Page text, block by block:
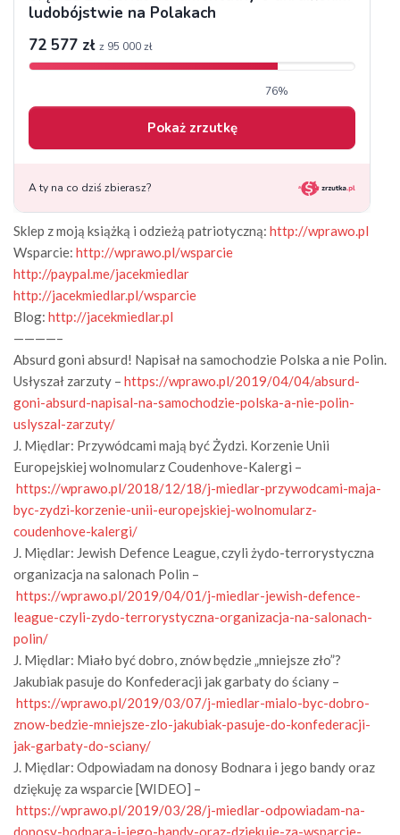
Sklep z moją książką i odzieżą patriotyczną: http://wprawo.pl
Wsparcie: http://wprawo.pl/wsparcie
http://paypal.me/jacekmiedlar
http://jacekmiedlar.pl/wsparcie
Blog: http://jacekmiedlar.pl
————–
Absurd goni absurd! Napisał na samochodzie Polska a nie Polin.
Usłyszał zarzuty – https://wprawo.pl/2019/04/04/absurd-
goni-absurd-napisal-na-samochodzie-polska-a-nie-polin-
uslyszal-zarzuty/
J. Międlar: Przywódcami mają być Żydzi. Korzenie Unii
Europejskiej wolnomularz Coudenhove-Kalergi –
https://wprawo.pl/2018/12/18/j-miedlar-przywodcami-maja-
byc-zydzi-korzenie-unii-europejskiej-wolnomularz-
coudenhove-kalergi/
J. Międlar: Jewish Defence League, czyli żydo-terrorystyczna
organizacja na salonach Polin –
https://wprawo.pl/2019/04/01/j-miedlar-jewish-defence-
league-czyli-zydo-terrorystyczna-organizacja-na-salonach-
polin/
J. Międlar: Miało być dobro, znów będzie „mniejsze zło”?
Jakubiak pasuje do Konfederacji jak garbaty do ściany –
https://wprawo.pl/2019/03/07/j-miedlar-mialo-byc-dobro-
znow-bedzie-mniejsze-zlo-jakubiak-pasuje-do-konfederacji-
jak-garbaty-do-sciany/
J. Międlar: Odpowiadam na donosy Bodnara i jego bandy oraz
dziękuję za wsparcie [WIDEO] –
https://wprawo.pl/2019/03/28/j-miedlar-odpowiadam-na-
donosy-bodnara-i-jego-bandy-oraz-dziekuje-za-wsparcie-